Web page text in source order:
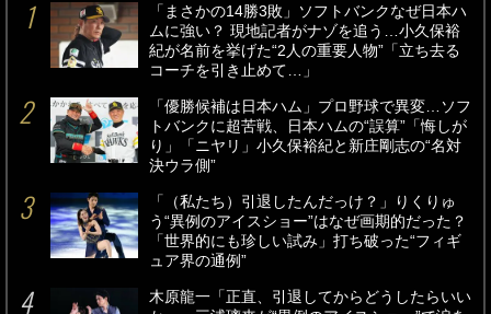
「まさかの14勝3敗」ソフトバンクなぜ日本ハ
ムに強い？ 現地記者がナゾを追う…小久保裕
紀が名前を挙げた“2人の重要人物”「立ち去る
コーチを引き止めて…」
「優勝候補は日本ハム」プロ野球で異変…ソフ
トバンクに超苦戦、日本ハムの“誤算”「悔しが
り」「ニヤリ」小久保裕紀と新庄剛志の“名対
決ウラ側”
「（私たち）引退したんだっけ？」りくりゅ
う“異例のアイスショー”はなぜ画期的だった？
「世界的にも珍しい試み」打ち破った“フィギ
ュア界の通例”
木原龍一「正直、引退してからどうしたらいい